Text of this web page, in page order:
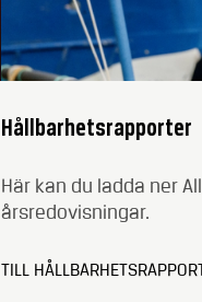
Hållbarhetsrapporter
Här kan du ladda ner
årsredovisningar.
TILL